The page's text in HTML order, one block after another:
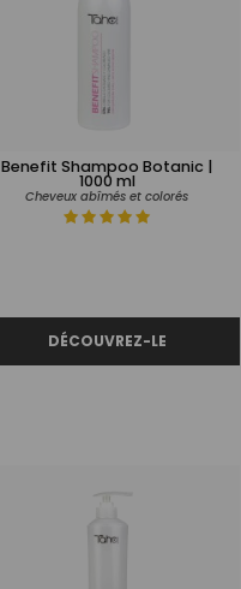
Benefit Shampoo Botanic |
1000 ml
Cheveux abîmés et colorés